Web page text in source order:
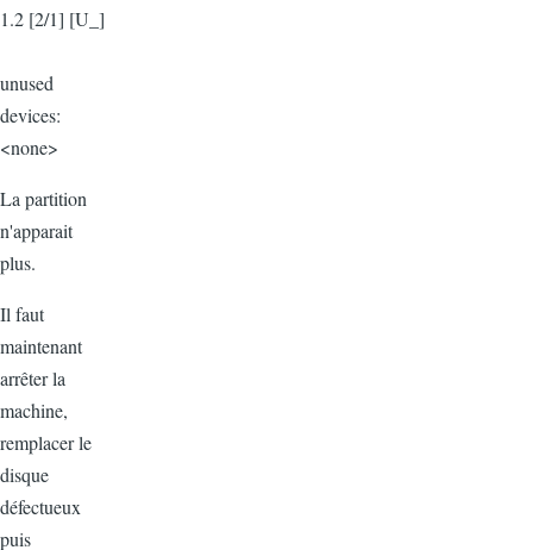
1.2 [2/1] [U_]
unused
devices:
<none>
La partition
n'apparait
plus.
Il faut
maintenant
arrêter la
machine,
remplacer le
disque
défectueux
puis